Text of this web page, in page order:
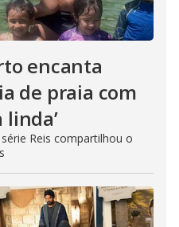
encanta
de praia com
linda’
Reis compartilhou o